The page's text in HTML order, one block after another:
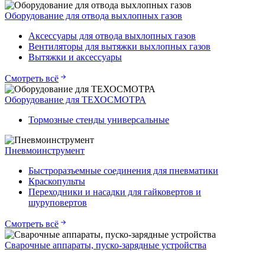
Оборудование для отвода выхлопных газов
Аксессуары для отвода выхлопных газов
Вентиляторы для вытяжки выхлопных газов
Вытяжки и аксессуары
Смотреть всё
Оборудование для ТЕХОСМОТРА
Тормозные стенды универсальные
Пневмоинструмент
Быстроразъемные соединения для пневматики
Краскопульты
Переходники и насадки для гайковертов и
шуруповертов
Смотреть всё
Сварочные аппараты, пуско-зарядные устройства